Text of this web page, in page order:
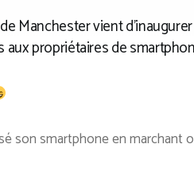
Manchester vient
aux propriétaires de
son smartphone en